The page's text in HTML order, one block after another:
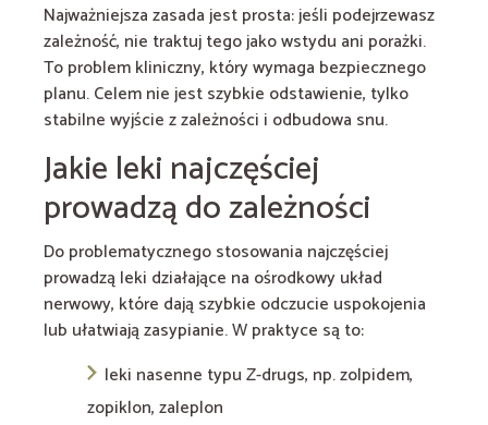
Najważniejsza zasada jest prosta: jeśli podejrzewasz
zależność, nie traktuj tego jako wstydu ani porażki.
To problem kliniczny, który wymaga bezpiecznego
planu. Celem nie jest szybkie odstawienie, tylko
stabilne wyjście z zależności i odbudowa snu.
Jakie leki najczęściej
prowadzą do zależności
Do problematycznego stosowania najczęściej
prowadzą leki działające na ośrodkowy układ
nerwowy, które dają szybkie odczucie uspokojenia
lub ułatwiają zasypianie. W praktyce są to:
leki nasenne typu Z-drugs, np. zolpidem,
zopiklon, zaleplon